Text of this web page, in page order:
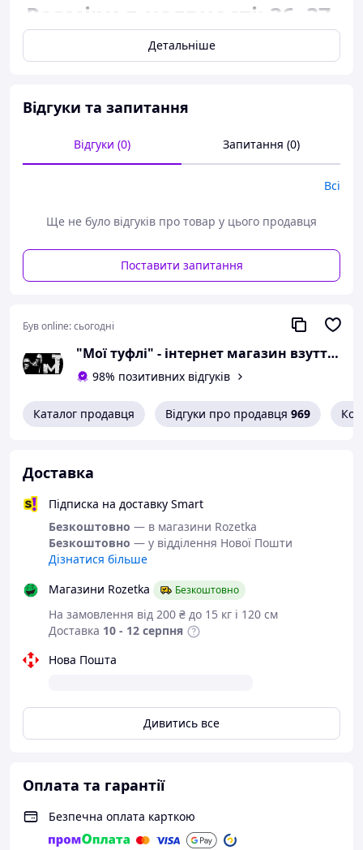
Розміри в наявності: 36, 37,
38, 39, 40, 41.
розмір 36 - 23,5
розмір 37 - 24 сантиметра;
розмір 38 - 24,5
розмір 39 - 25 сантиметрів;
розмір 40 - 25,5
сантиметра;
розмір 41 - 26,2
сантиметра.
Можлива похибка вимірювань +/- 2мм.
необхідний розмір вказуйте в
коментарях.
Вам сподобалася модель
і Ви вирішили купити?
9336271 і уточніть наявність
необхідного Вам розміру.
Або задайте запитання на
simashkevichr@ukr.net
Всі товари магазину -->
Взуття від
українського
виробника
кросівки
Класичні бежеві кросівки, відмінно
підходять для занять спортом, бігом і
просто на кожен день.
Дуже легкі, зручні. Ефектна модель.
Детальніше
Відгуки та запитання
Відгуки (0) Запитання (0)
Всі
Ще не було відгуків про товар у цього продавця
Поставити запитання
Був online:сьогодні
"Мої туфлі" - інтернет магазин взуття на всі випадки життя.
98% позитивних відгуків
Каталог продавця Відгуки про продавця 969
Доставка
Підписка на доставку Smart
Безкоштовно — в магазини Rozetka
Безкоштовно — у відділення Нової Пошти
Дізнатися більше
Магазини Rozetka
Безкоштовно
На замовлення від 200 ₴ до 15 кг і 120 см
Доставка 10 - 12 серпня
Нова Пошта
Дивитись все
Оплата та гарантії
Безпечна оплата карткою